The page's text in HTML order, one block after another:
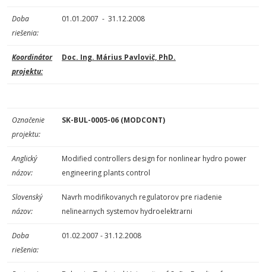
Doba
riešenia:
01.01.2007 - 31.12.2008
Koordinátor
projektu:
Doc. Ing. Márius Pavlovič, PhD.
Označenie
projektu:
SK-BUL-0005-06 (MODCONT)
Anglický
názov:
Modified controllers design for nonlinear hydro power
engineering plants control
Slovenský
názov:
Navrh modifikovanych regulatorov pre riadenie
nelinearnych systemov hydroelektrarni
Doba
riešenia:
01.02.2007 - 31.12.2008